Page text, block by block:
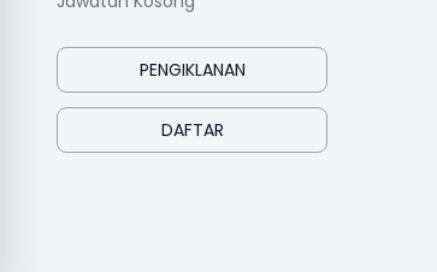
PENGIKLANAN
DAFTAR